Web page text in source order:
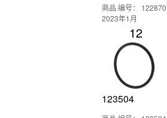
商品 编号： 122870
2023年1月
12
123504